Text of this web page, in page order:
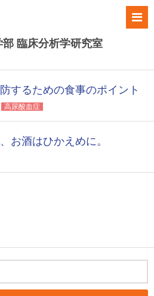
臨床分析学研究室
するための食事のポイント
高尿酸血症
お酒はひかえめに。